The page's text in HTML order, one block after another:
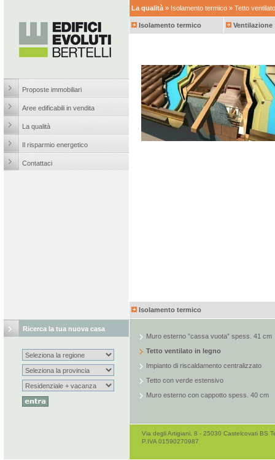
Proposte immobiliari
Aree edificabili in vendita
La qualità
Il risparmio energetico
Contattaci
Ricerca la tua nuova casa
La qualità» Isolamento termico » Tetto
Isolamento termico Ventilazione
Isolamento termico
Muro esterno ”cassa vuota” spess. 41 cm
Tetto ventilato in legno
Impianto di riscaldamento centralizzato
Tetto con verde estensivo
Muro esterno con cappotto spess. 40 cm
Via degli Artigiani, 8 - 25030 Castelcovati BS
P.IVA 01590270987